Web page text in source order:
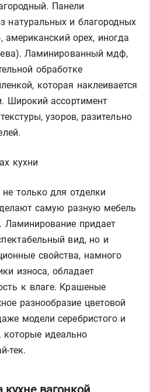
Панели
натуральных и благородных
американский орех, иногда
Ламинированный мдф,
обработке
которая наклеивается
Широкий ассортимент
узоров, разительно
не только для отделки
делают самую разную мебель
Ламинирование придает
вид, но и
свойства, намного
износа, обладает
к влаге. Крашеные
разнообразие цветовой
модели серебристого и
которые идеально
тек.